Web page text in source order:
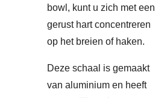
bowl, kunt u zich met een
gerust hart concentreren
op het breien of haken.
Deze schaal is gemaakt
van aluminium en heeft